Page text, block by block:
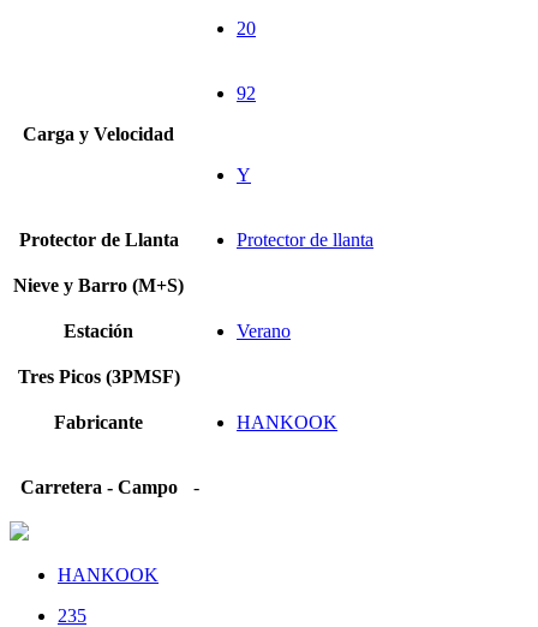
20
Carga y Velocidad
92
Y
Protector de Llanta Protector de llanta
Nieve y Barro (M+S)
Estación Verano
Tres Picos (3PMSF)
Fabricante HANKOOK
Carretera - Campo -
HANKOOK
235